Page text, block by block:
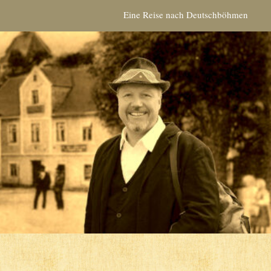
Eine Reise nach Deutschböhmen